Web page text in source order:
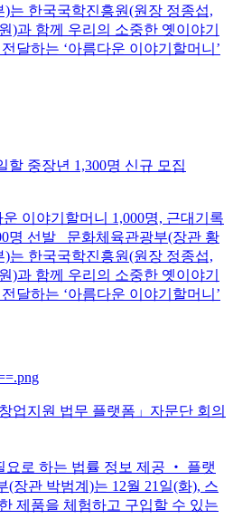
)는 한국국학진흥원(원장 정종섭,
)과 함께 우리의 소중한 옛이야기
달하는 ‘아름다운 이야기할머니’
할 중장년 1,300명 신규 모집
운 이야기할머니 1,000명, 근대기록
명 선발 문화체육관광부(장관 황
)는 한국국학진흥원(원장 정종섭,
)과 함께 우리의 소중한 옛이야기
달하는 ‘아름다운 이야기할머니’
업지원 법무 플랫폼」자문단 회의
요로 하는 법률 정보 제공 ‧ 플랫
장관 박범계)는 12월 21일(화), 스
제품을 체험하고 구입할 수 있는